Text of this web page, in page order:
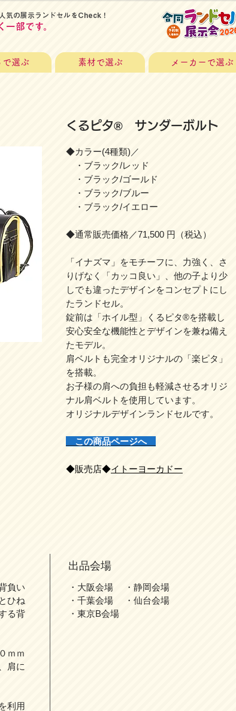
人気の展示ランドセルをCheck！
部です。
で選ぶ 素材で選ぶ メーカーで選ぶ
くるピタ® サンダーボルト
◆カラー(4種類)／
・ブラック/レッド
・ブラック/ゴールド
・ブラック/ブルー
・ブラック/イエロー
◆通常販売価格／71,500 円（税込）
「イナズマ」をモチーフに、力強く、さ
りげなく「カッコ良い」、他の子より少
しでも違ったデザインをコンセプトにし
たランドセル。
錠前は「ホイル型」くるピタ®を搭載し
安心安全な機能性とデザインを兼ね備え
たモデル。
肩ベルトも完全オリジナルの「楽ピタ」
を搭載。
お子様の肩への負担も軽減させるオリジ
ナル肩ベルトを使用しています。
オリジナルデザインランドセルです。
この商品ページへ
◆販売店◆イトーヨーカドー
負い
ひね
る背
ｍｍ
肩に
利用
出品会場
・大阪会場 ・静岡会場
・千葉会場 ・仙台会場
・東京B会場